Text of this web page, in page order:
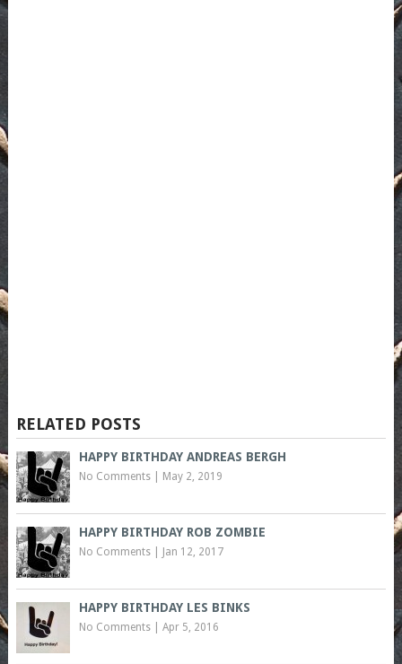
RELATED POSTS
HAPPY BIRTHDAY ANDREAS BERGH
No Comments| May 2, 2019
HAPPY BIRTHDAY ROB ZOMBIE
No Comments| Jan 12, 2017
HAPPY BIRTHDAY LES BINKS
No Comments| Apr 5, 2016